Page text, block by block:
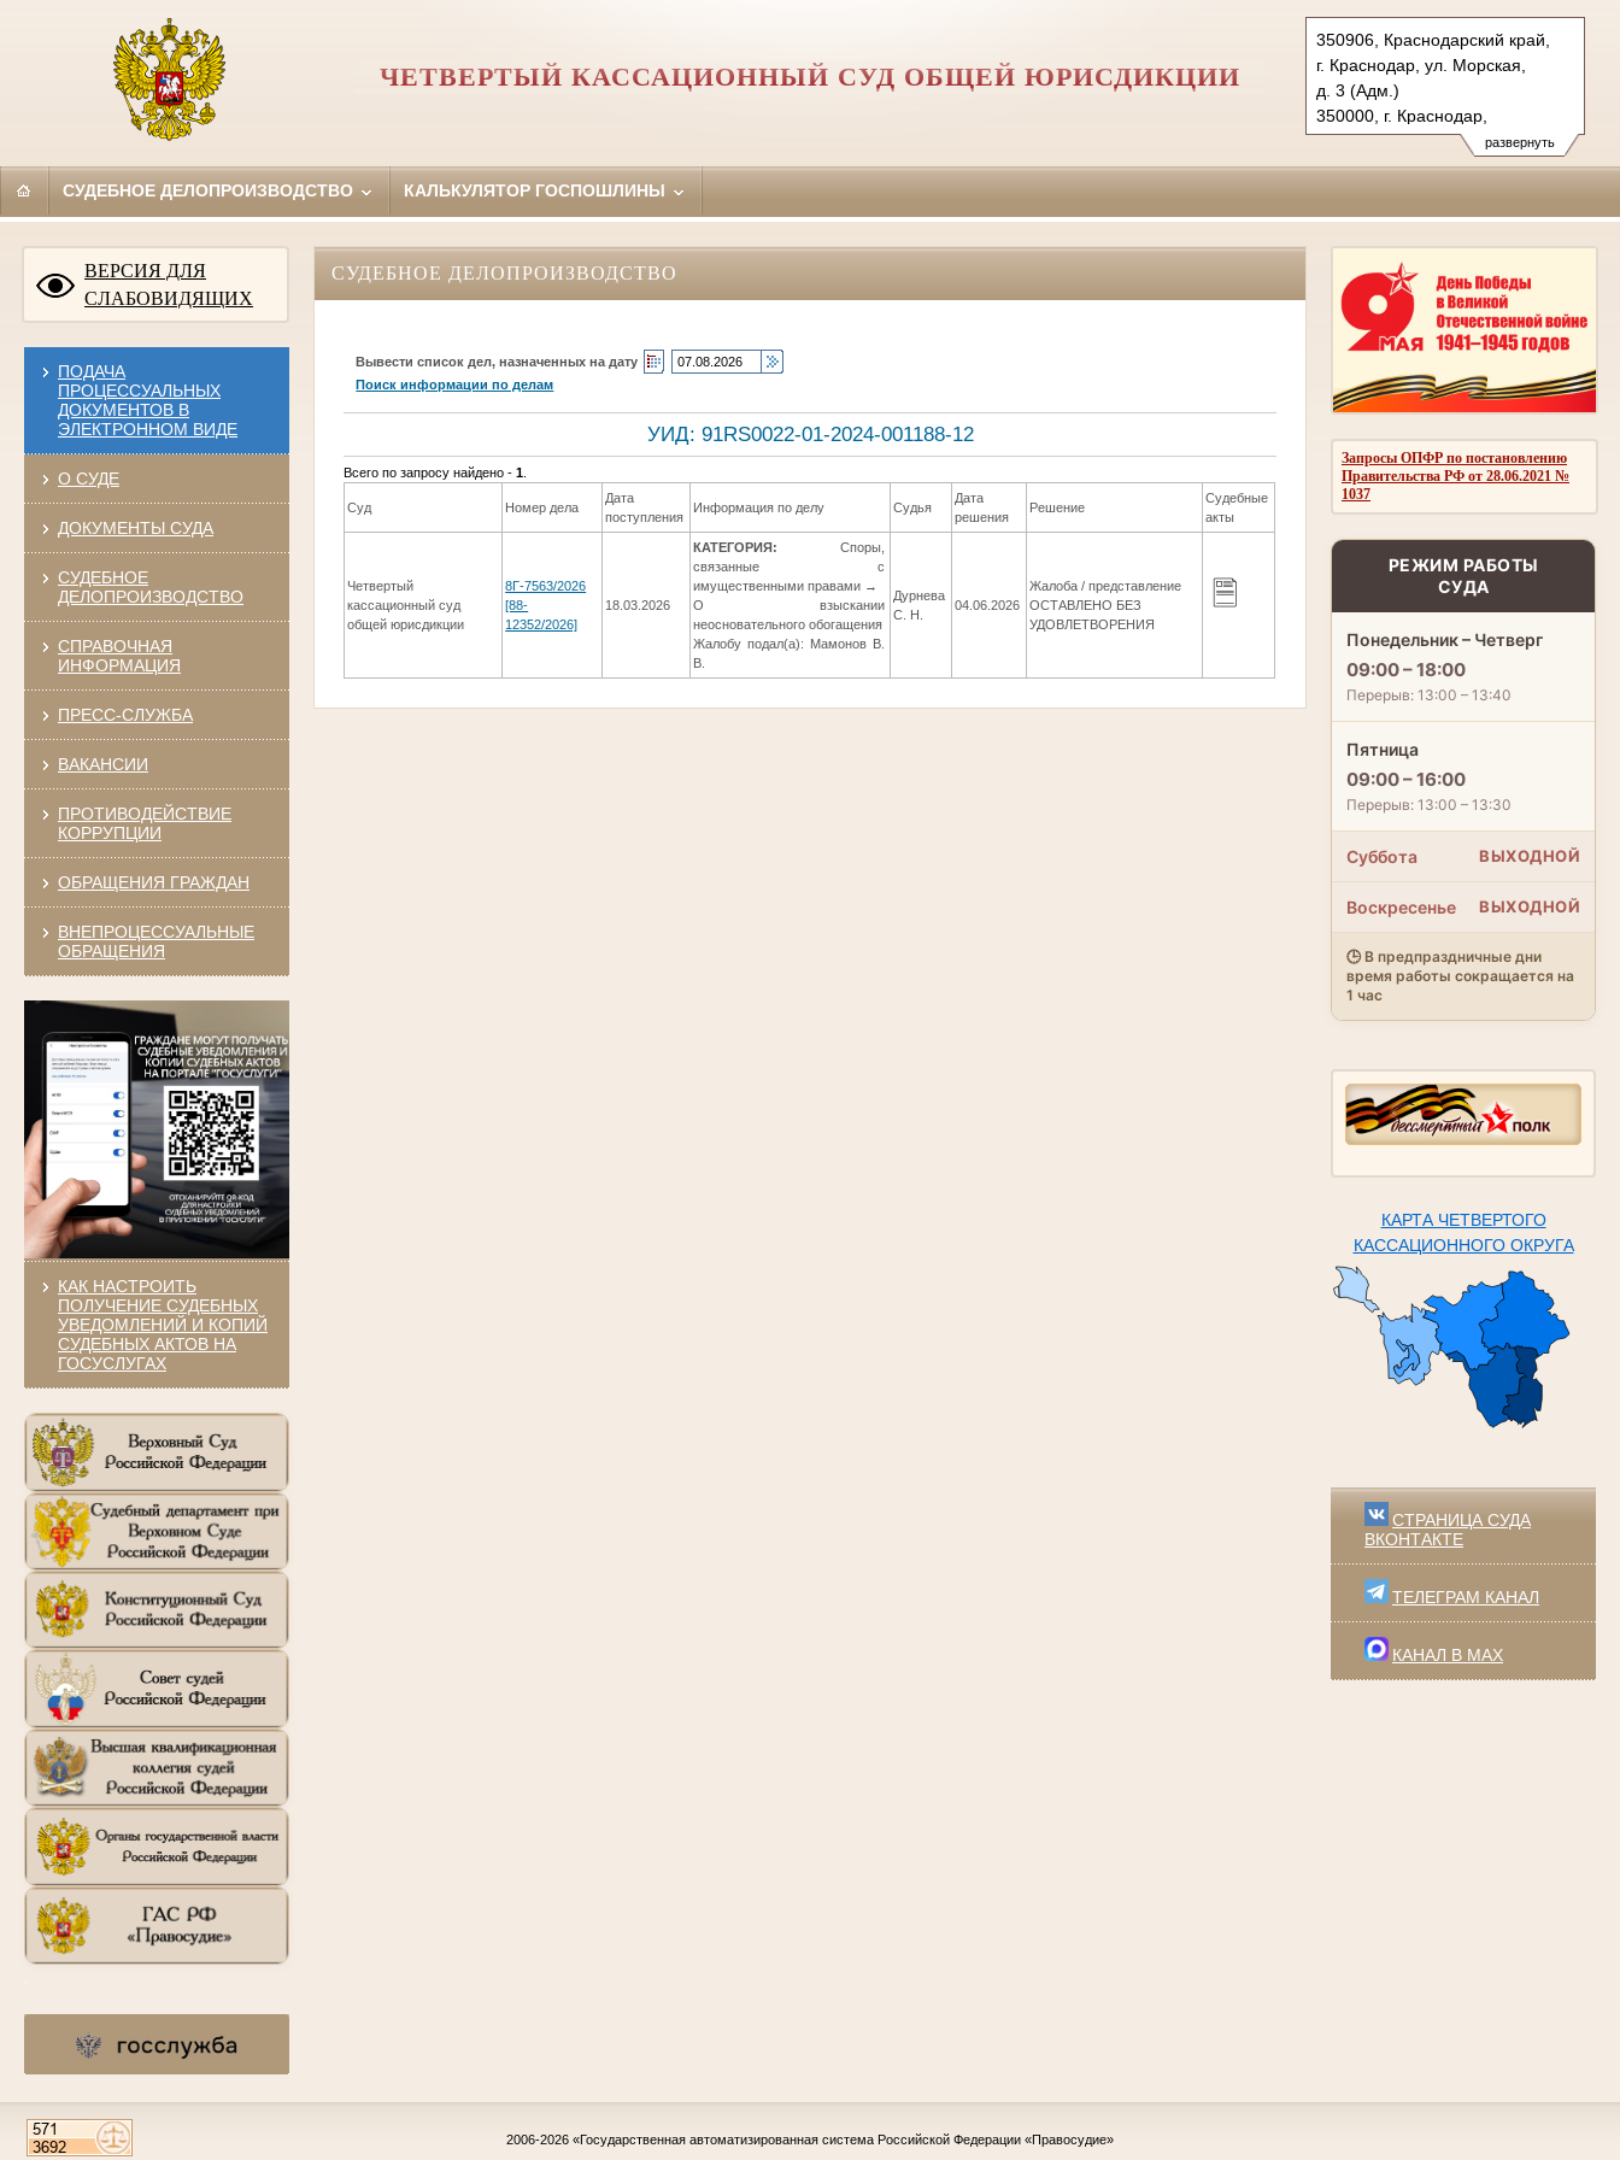
развернуть
350906, Краснодарский край,
г. Краснодар, ул. Морская,
д. 3 (Адм.)
350000, г. Краснодар,
ул. Красная, д.113 (Уг.)
350907, г. Краснодар,
Тел.: (861) 219-24-00
ЧЕТВЕРТЫЙ КАССАЦИОННЫЙ СУД ОБЩЕЙ ЮРИСДИКЦИИ
СУДЕБНОЕ ДЕЛОПРОИЗВОДСТВО КАЛЬКУЛЯТОР ГОСПОШЛИНЫ
ВЕРСИЯ ДЛЯ
СЛАБОВИДЯЩИХ
ПОДАЧА
ПРОЦЕССУАЛЬНЫХ
ДОКУМЕНТОВ В
ЭЛЕКТРОННОМ ВИДЕ
О СУДЕ
ДОКУМЕНТЫ СУДА
СУДЕБНОЕ
ДЕЛОПРОИЗВОДСТВО
СПРАВОЧНАЯ
ИНФОРМАЦИЯ
ПРЕСС-СЛУЖБА
ВАКАНСИИ
ПРОТИВОДЕЙСТВИЕ
КОРРУПЦИИ
ОБРАЩЕНИЯ ГРАЖДАН
ВНЕПРОЦЕССУАЛЬНЫЕ
ОБРАЩЕНИЯ
КАК НАСТРОИТЬ
ПОЛУЧЕНИЕ СУДЕБНЫХ
УВЕДОМЛЕНИЙ И КОПИЙ
СУДЕБНЫХ АКТОВ НА
ГОСУСЛУГАХ
Запросы ОПФР по постановлению
Правительства РФ от 28.06.2021 №
1037
РЕЖИМ РАБОТЫ
СУДА
Понедельник – Четверг
09:00 – 18:00
Перерыв: 13:00 – 13:40
Пятница
09:00 – 16:00
Перерыв: 13:00 – 13:30
Суббота ВЫХОДНОЙ
Воскресенье ВЫХОДНОЙ
🕒 В предпраздничные дни
время работы сокращается на
1 час
КАРТА ЧЕТВЕРТОГО
КАССАЦИОННОГО ОКРУГА
СТРАНИЦА СУДА
ВКОНТАКТЕ
ТЕЛЕГРАМ КАНАЛ
КАНАЛ В MAX
СУДЕБНОЕ ДЕЛОПРОИЗВОДСТВО
Вывести список дел, назначенных на дату
Поиск информации по делам
УИД: 91RS0022-01-2024-001188-12
Всего по запросу найдено -1
Суд Номер дела
Дата
поступления
Информация по делу Судья
Дата
решения
Решение
Судебные
акты
Четвертый
кассационный суд
общей юрисдикции
8Г-7563/2026
[88-
12352/2026]
18.03.2026
КАТЕГОРИЯ: Споры,
связанные с
имущественными правами →
О взыскании
неосновательного обогащения
Жалобу подал(а): Мамонов В.
В.
Дурнева
С. Н.
04.06.2026
Жалоба / представление
ОСТАВЛЕНО БЕЗ
УДОВЛЕТВОРЕНИЯ
2006-2026 «Государственная автоматизированная система Российской Федерации «Правосудие»